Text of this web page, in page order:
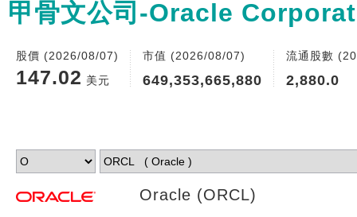
甲骨文公司-Oracle
股價 (2026/08/07)
147.02 美元
市值 (2026/08/07)
649,353,665,880
流通股數
2,880.0
Oracle (ORCL)